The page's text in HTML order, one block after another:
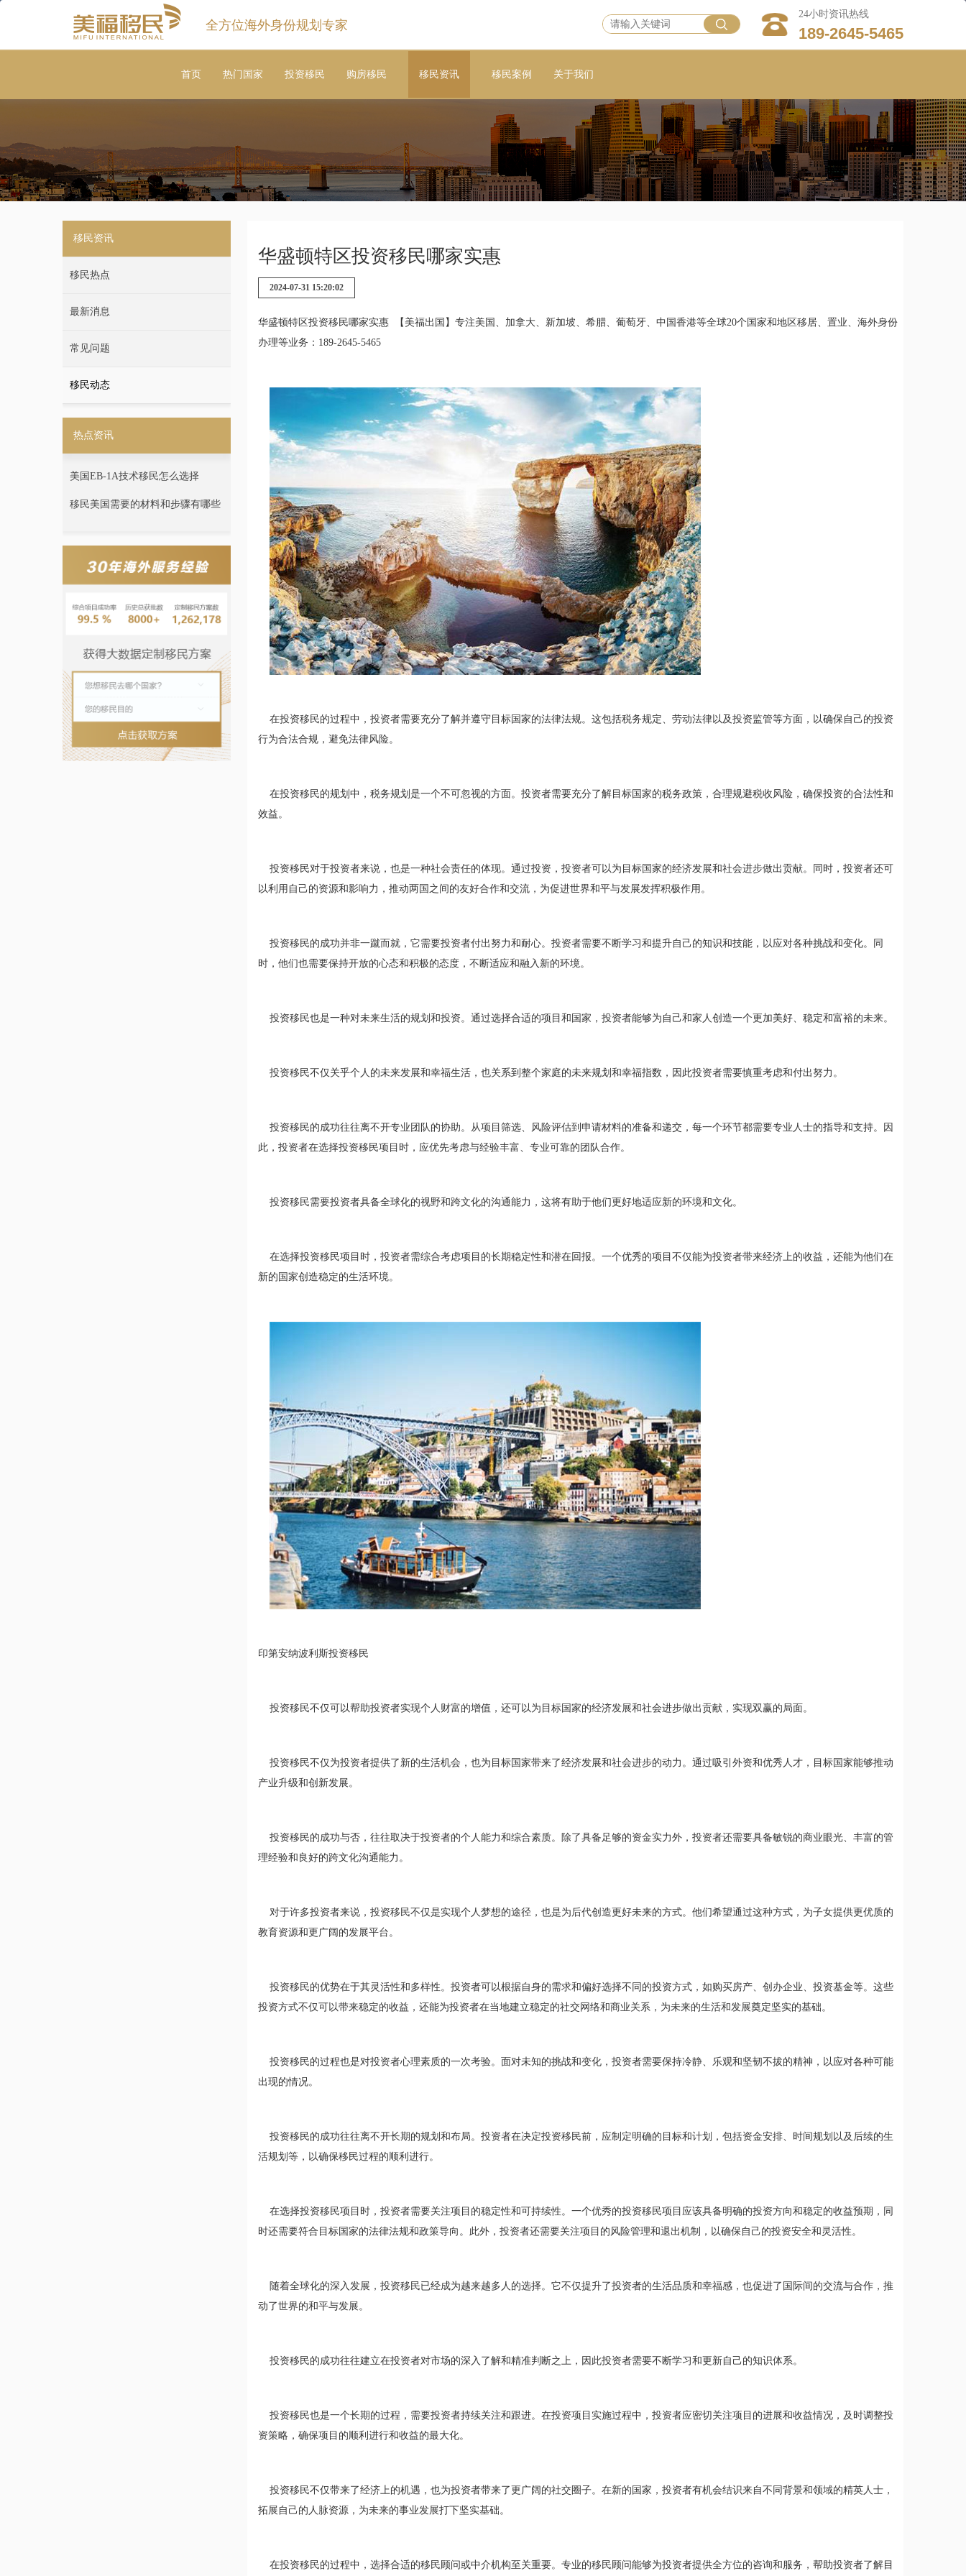
全方位海外身份规划专家
24小时资讯热线
189-2645-5465
首页 热门国家 投资移民 购房移民 移民资讯 移民案例 关于我们
移民资讯
移民热点
最新消息
常见问题
移民动态
热点资讯
美国EB-1A技术移民怎么选择
移民美国需要的材料和步骤有哪些
华盛顿特区投资移民哪家实惠
2024-07-31 15:20:02
华盛顿特区投资移民哪家实惠 【美福出国】专注美国、加拿大、新加坡、希腊、葡萄牙、中国香港等全球20个国家和地区移居、置业、海外身份
办理等业务：189-2645-5465
在投资移民的过程中，投资者需要充分了解并遵守目标国家的法律法规。这包括税务规定、劳动法律以及投资监管等方面，以确保自己的投资
行为合法合规，避免法律风险。
在投资移民的规划中，税务规划是一个不可忽视的方面。投资者需要充分了解目标国家的税务政策，合理规避税收风险，确保投资的合法性和
效益。
投资移民对于投资者来说，也是一种社会责任的体现。通过投资，投资者可以为目标国家的经济发展和社会进步做出贡献。同时，投资者还可
以利用自己的资源和影响力，推动两国之间的友好合作和交流，为促进世界和平与发展发挥积极作用。
投资移民的成功并非一蹴而就，它需要投资者付出努力和耐心。投资者需要不断学习和提升自己的知识和技能，以应对各种挑战和变化。同
时，他们也需要保持开放的心态和积极的态度，不断适应和融入新的环境。
投资移民也是一种对未来生活的规划和投资。通过选择合适的项目和国家，投资者能够为自己和家人创造一个更加美好、稳定和富裕的未来。
投资移民不仅关乎个人的未来发展和幸福生活，也关系到整个家庭的未来规划和幸福指数，因此投资者需要慎重考虑和付出努力。
投资移民的成功往往离不开专业团队的协助。从项目筛选、风险评估到申请材料的准备和递交，每一个环节都需要专业人士的指导和支持。因
此，投资者在选择投资移民项目时，应优先考虑与经验丰富、专业可靠的团队合作。
投资移民需要投资者具备全球化的视野和跨文化的沟通能力，这将有助于他们更好地适应新的环境和文化。
在选择投资移民项目时，投资者需综合考虑项目的长期稳定性和潜在回报。一个优秀的项目不仅能为投资者带来经济上的收益，还能为他们在
新的国家创造稳定的生活环境。
印第安纳波利斯投资移民
投资移民不仅可以帮助投资者实现个人财富的增值，还可以为目标国家的经济发展和社会进步做出贡献，实现双赢的局面。
投资移民不仅为投资者提供了新的生活机会，也为目标国家带来了经济发展和社会进步的动力。通过吸引外资和优秀人才，目标国家能够推动
产业升级和创新发展。
投资移民的成功与否，往往取决于投资者的个人能力和综合素质。除了具备足够的资金实力外，投资者还需要具备敏锐的商业眼光、丰富的管
理经验和良好的跨文化沟通能力。
对于许多投资者来说，投资移民不仅是实现个人梦想的途径，也是为后代创造更好未来的方式。他们希望通过这种方式，为子女提供更优质的
教育资源和更广阔的发展平台。
投资移民的优势在于其灵活性和多样性。投资者可以根据自身的需求和偏好选择不同的投资方式，如购买房产、创办企业、投资基金等。这些
投资方式不仅可以带来稳定的收益，还能为投资者在当地建立稳定的社交网络和商业关系，为未来的生活和发展奠定坚实的基础。
投资移民的过程也是对投资者心理素质的一次考验。面对未知的挑战和变化，投资者需要保持冷静、乐观和坚韧不拔的精神，以应对各种可能
出现的情况。
投资移民的成功往往离不开长期的规划和布局。投资者在决定投资移民前，应制定明确的目标和计划，包括资金安排、时间规划以及后续的生
活规划等，以确保移民过程的顺利进行。
在选择投资移民项目时，投资者需要关注项目的稳定性和可持续性。一个优秀的投资移民项目应该具备明确的投资方向和稳定的收益预期，同
时还需要符合目标国家的法律法规和政策导向。此外，投资者还需要关注项目的风险管理和退出机制，以确保自己的投资安全和灵活性。
随着全球化的深入发展，投资移民已经成为越来越多人的选择。它不仅提升了投资者的生活品质和幸福感，也促进了国际间的交流与合作，推
动了世界的和平与发展。
投资移民的成功往往建立在投资者对市场的深入了解和精准判断之上，因此投资者需要不断学习和更新自己的知识体系。
投资移民也是一个长期的过程，需要投资者持续关注和跟进。在投资项目实施过程中，投资者应密切关注项目的进展和收益情况，及时调整投
资策略，确保项目的顺利进行和收益的最大化。
投资移民不仅带来了经济上的机遇，也为投资者带来了更广阔的社交圈子。在新的国家，投资者有机会结识来自不同背景和领域的精英人士，
拓展自己的人脉资源，为未来的事业发展打下坚实基础。
在投资移民的过程中，选择合适的移民顾问或中介机构至关重要。专业的移民顾问能够为投资者提供全方位的咨询和服务，帮助投资者了解目